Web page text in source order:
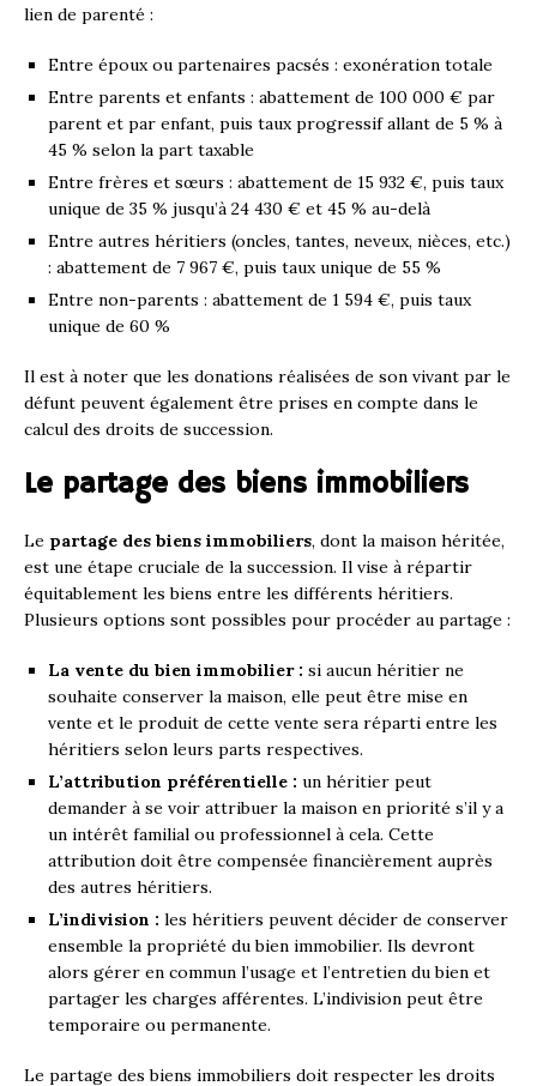
lien de parenté :
Entre époux ou partenaires pacsés : exonération totale
Entre parents et enfants : abattement de 100 000 € par
parent et par enfant, puis taux progressif allant de 5 % à
45 % selon la part taxable
Entre frères et sœurs : abattement de 15 932 €, puis taux
unique de 35 % jusqu’à 24 430 € et 45 % au-delà
Entre autres héritiers (oncles, tantes, neveux, nièces, etc.)
: abattement de 7 967 €, puis taux unique de 55 %
Entre non-parents : abattement de 1 594 €, puis taux
unique de 60 %
Il est à noter que les donations réalisées de son vivant par le
défunt peuvent également être prises en compte dans le
calcul des droits de succession.
Le partage des biens immobiliers
Le partage des biens immobiliers, dont la maison héritée,
est une étape cruciale de la succession. Il vise à répartir
équitablement les biens entre les différents héritiers.
Plusieurs options sont possibles pour procéder au partage :
La vente du bien immobilier : si aucun héritier ne
souhaite conserver la maison, elle peut être mise en
vente et le produit de cette vente sera réparti entre les
héritiers selon leurs parts respectives.
L’attribution préférentielle : un héritier peut
demander à se voir attribuer la maison en priorité s’il y a
un intérêt familial ou professionnel à cela. Cette
attribution doit être compensée financièrement auprès
des autres héritiers.
L’indivision : les héritiers peuvent décider de conserver
ensemble la propriété du bien immobilier. Ils devront
alors gérer en commun l’usage et l’entretien du bien et
partager les charges afférentes. L’indivision peut être
temporaire ou permanente.
Le partage des biens immobiliers doit respecter les droits